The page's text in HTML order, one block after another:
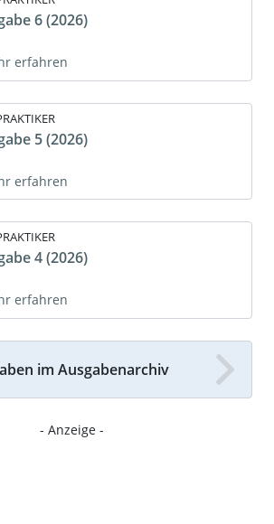
6 (2026)
erfahren
5 (2026)
erfahren
4 (2026)
erfahren
im Ausgabenarchiv
- Anzeige -